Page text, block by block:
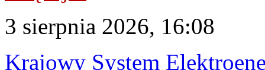
3 sierpnia 2026, 16:08
Krajowy System